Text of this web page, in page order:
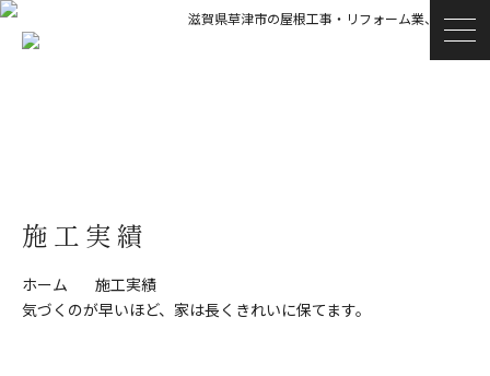
滋賀県草津市の屋根工事・リフォーム業、青木瓦店
施工実績
ホーム
施工実績
気づくのが早いほど、家は長くきれいに保てます。